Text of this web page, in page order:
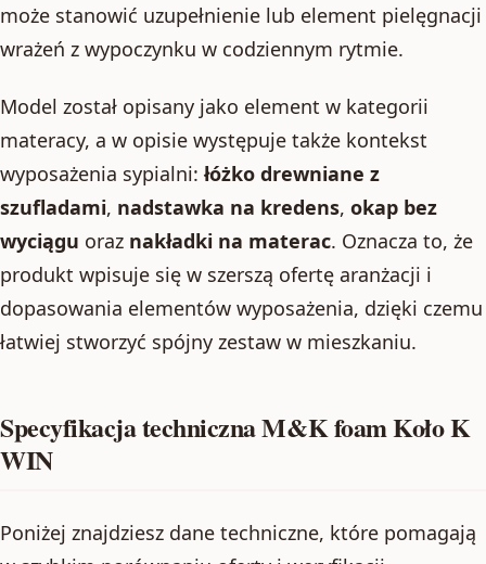
może stanowić uzupełnienie lub element pielęgnacji
wrażeń z wypoczynku w codziennym rytmie.
Model został opisany jako element w kategorii
materacy, a w opisie występuje także kontekst
wyposażenia sypialni: łóżko drewniane z
szufladami, nadstawka na kredens, okap bez
wyciągu oraz nakładki na materac. Oznacza to, że
produkt wpisuje się w szerszą ofertę aranżacji i
dopasowania elementów wyposażenia, dzięki czemu
łatwiej stworzyć spójny zestaw w mieszkaniu.
Specyfikacja techniczna M&K foam Koło K
WIN
Poniżej znajdziesz dane techniczne, które pomagają